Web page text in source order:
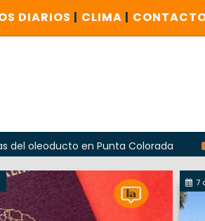
DIARIOS | CLIMA |
en Punta Colorada
Odarda
7